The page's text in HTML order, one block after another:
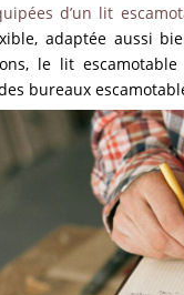
d’un lit
adaptée aussi
le lit
bureaux